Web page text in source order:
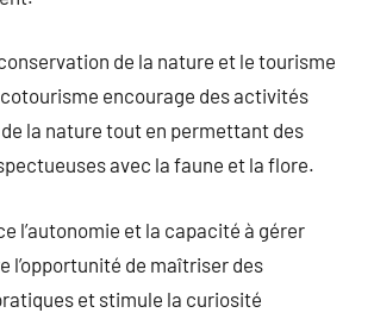
de la nature et le tourisme
encourage des activités
la nature tout en permettant des
avec la faune et la flore.
l’autonomie et la capacité à gérer
l’opportunité de maîtriser des
et stimule la curiosité